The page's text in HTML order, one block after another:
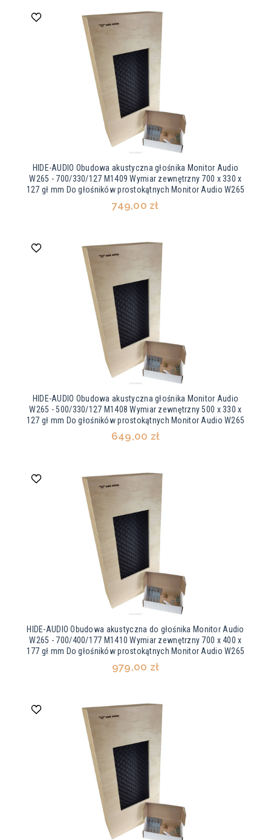
HIDE-AUDIO Obudowa akustyczna głośnika Monitor Audio
W265 - 700/330/127 M1409 Wymiar zewnętrzny 700 x 330 x
127 gł mm Do głośników prostokątnych Monitor Audio W265
749,00 zł
HIDE-AUDIO Obudowa akustyczna głośnika Monitor Audio
W265 - 500/330/127 M1408 Wymiar zewnętrzny 500 x 330 x
127 gł mm Do głośników prostokątnych Monitor Audio W265
649,00 zł
HIDE-AUDIO Obudowa akustyczna do głośnika Monitor Audio
W265 - 700/400/177 M1410 Wymiar zewnętrzny 700 x 400 x
177 gł mm Do głośników prostokątnych Monitor Audio W265
979,00 zł